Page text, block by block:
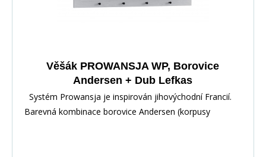
Věšák PROWANSJA WP, Borovice
Andersen + Dub Lefkas
Systém Prowansja je inspirován jihovýchodní Francií.
Barevná kombinace borovice Andersen (korpusy